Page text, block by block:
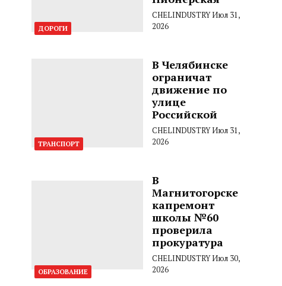
ДОРОГИ
CHELINDUSTRYИюл 31,
2026
ТРАНСПОРТ
В Челябинске
ограничат
движение по
улице
Российской
CHELINDUSTRYИюл 31,
2026
ОБРАЗОВАНИЕ
В
Магнитогорске
капремонт
школы №60
проверила
прокуратура
CHELINDUSTRYИюл 30,
2026